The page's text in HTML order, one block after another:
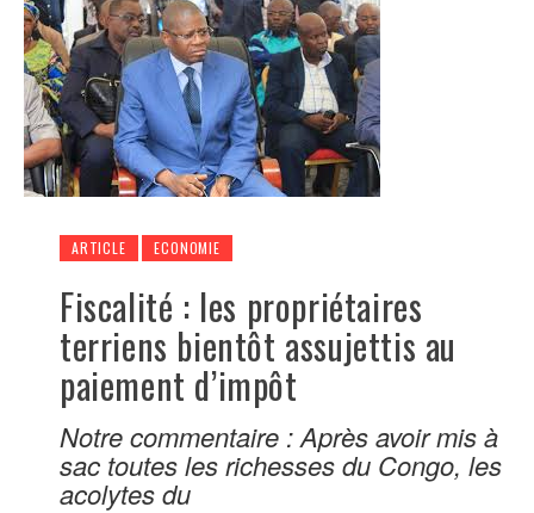
ARTICLE ECONOMIE
Fiscalité : les propriétaires
terriens bientôt assujettis au
paiement d’impôt
Notre commentaire : Après avoir mis à
sac toutes les richesses du Congo, les
acolytes du